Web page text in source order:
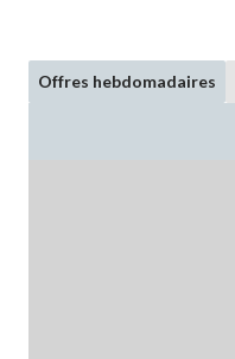
Offres hebdomadaires